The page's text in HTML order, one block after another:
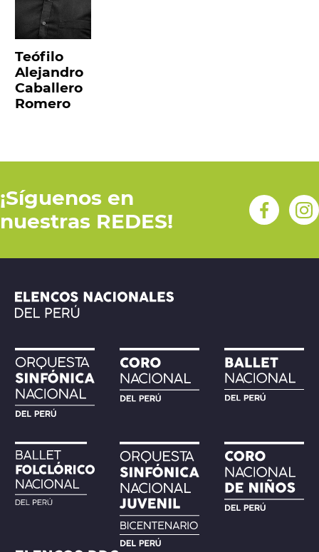
Teófilo
Alejandro
Caballero
Romero
¡Síguenos en
nuestras REDES!